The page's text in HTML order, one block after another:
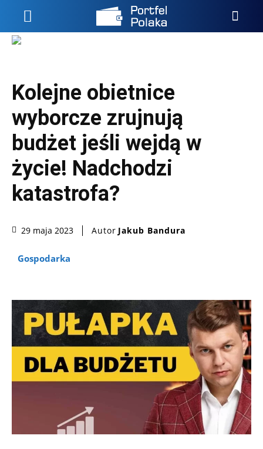
Kolejne obietnice
wyborcze zrujnują
budżet jeśli wejdą w
życie! Nadchodzi
katastrofa?
29 maja 2023 Autor Jakub Bandura
Gospodarka